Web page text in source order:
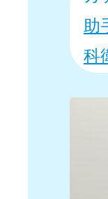
助
科